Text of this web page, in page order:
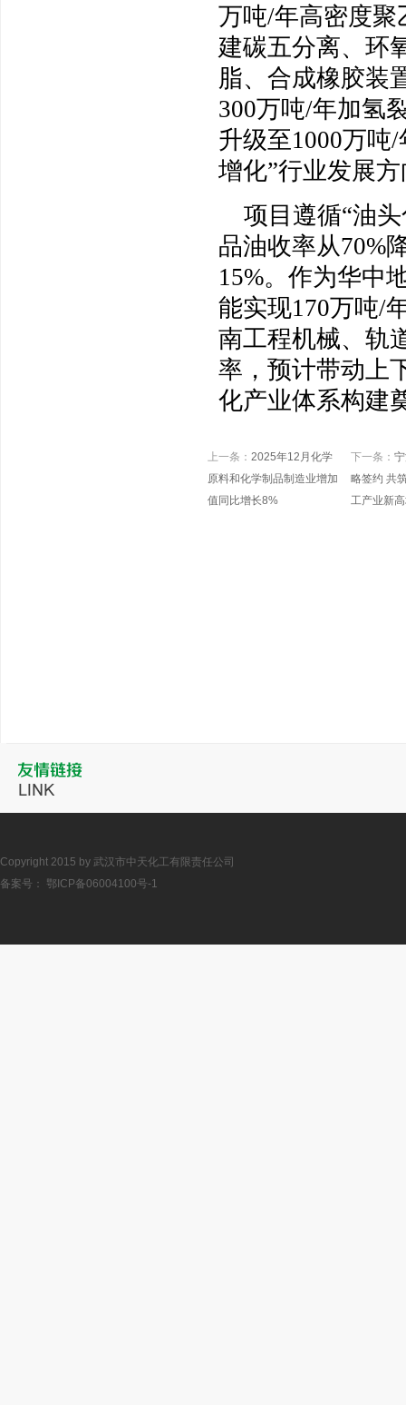
万吨/年高密度聚
建碳五分离、环
脂、合成橡胶装
300万吨/年加氢
升级至1000万吨
增化”行业发展
项目遵循“油
品油收率从70%
15%。作为华中
能实现170万吨/
南工程机械、轨
率，预计带动上
化产业体系构建
上一条： 2025年12月化学
原料和化学制品制造业增加
值同比增长8%
下一条：
略签约 共
工产业新
Copyright 2015 by 武汉市中天化工有限责任公司
备案号： 鄂ICP备06004100号-1